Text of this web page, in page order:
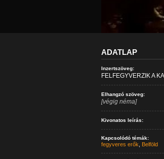
ADATLAP
Inzertszöveg:
FELFEGYVERZIK A
Elhangzó szöveg:
[végig néma]
Kivonatos leírás:
Kapcsolódó témák:
fegyveres erők Belföld